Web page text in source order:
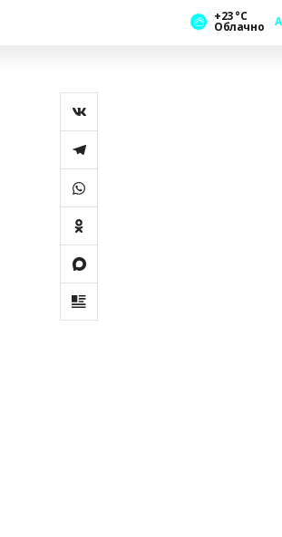
+23 °С
Облачно